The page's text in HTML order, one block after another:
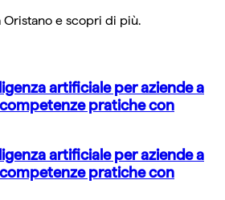
Oristano e scopri di più.
artificiale per aziende a
pratiche con
artificiale per aziende a
pratiche con